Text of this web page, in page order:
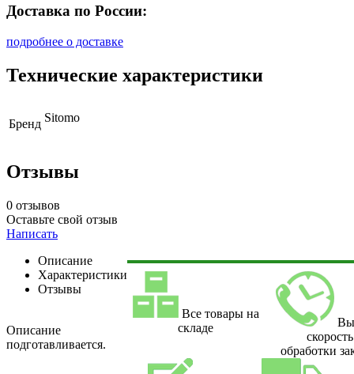
Доставка по России:
подробнее о доставке
Технические характеристики
Бренд Sitomo
Отзывы
0 отзывов
Оставьте свой отзыв
Написать
Описание
Характеристики
Отзывы
Описание
подготавливается.
Все товары на
складе
скорость
обработки